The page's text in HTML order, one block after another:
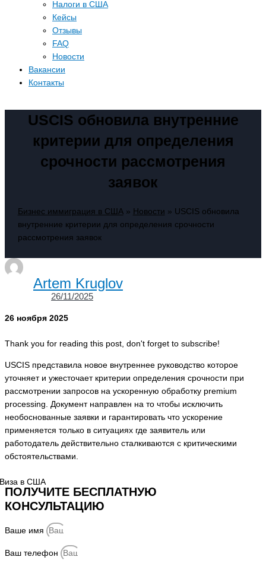
Налоги в США
Кейсы
Отзывы
FAQ
Новости
Вакансии
Контакты
USCIS обновила внутренние
критерии для определения
срочности рассмотрения
заявок
Бизнес иммиграция в США» Новости » USCIS обновила
внутренние критерии для определения срочности
рассмотрения заявок
Artem Kruglov
26/11/2025
26 ноября 2025
Thank you for reading this post, don't forget to subscribe!
USCIS представила новое внутреннее руководство которое
уточняет и ужесточает критерии определения срочности при
рассмотрении запросов на ускоренную обработку premium
processing. Документ направлен на то чтобы исключить
необоснованные заявки и гарантировать что ускорение
применяется только в ситуациях где заявитель или
работодатель действительно сталкиваются с критическими
обстоятельствами.
ПОЛУЧИТЕ БЕСПЛАТНУЮ
КОНСУЛЬТАЦИЮ
Ваше имя
Ваш телефон